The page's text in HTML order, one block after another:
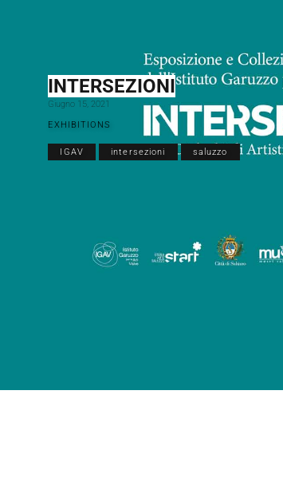
INTERSEZIONI
Giugno 15, 2021
EXHIBITIONS
IGAV intersezioni saluzzo